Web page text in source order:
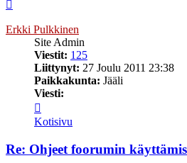
Erkki Pulkkinen
Site Admin
Viestit: 125
Liittynyt: 27 Joulu 2011 23:38
Paikkakunta: Jääli
Viesti:
Erkki
Pulkkinen
Kotisivu
Re: Ohjeet foorumin